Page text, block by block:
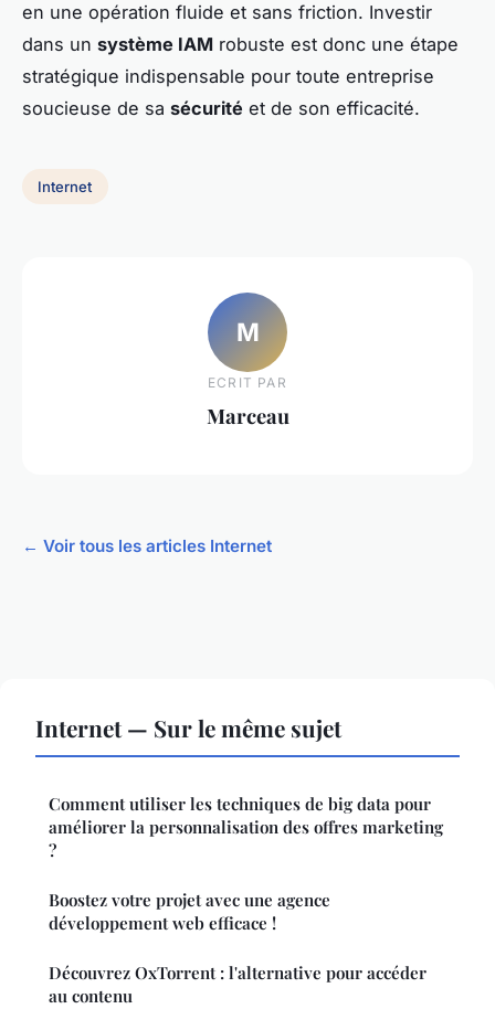
en une opération fluide et sans friction. Investir
dans un système IAM robuste est donc une étape
stratégique indispensable pour toute entreprise
soucieuse de sa sécurité et de son efficacité.
Internet
M
ECRIT PAR
Marceau
← Voir tous les articles Internet
Internet — Sur le même sujet
Comment utiliser les techniques de big data pour
améliorer la personnalisation des offres marketing
?
Boostez votre projet avec une agence
développement web efficace !
Découvrez OxTorrent : l'alternative pour accéder
au contenu